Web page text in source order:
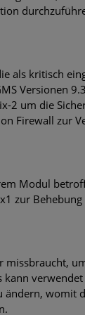
Visier. Was
großen
als kritisch
Versionen
2 um die
Firewall zur
Modul
zur Behebung
missbraucht,
kann
ändern, womit